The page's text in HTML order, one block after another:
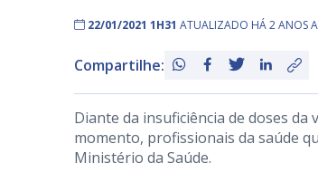
22/01/2021 1H31 ATUALIZADO HÁ 2 ANOS
Compartilhe:
Diante da insuficiência de doses
momento, profissionais da saúde
Ministério da Saúde.⠀